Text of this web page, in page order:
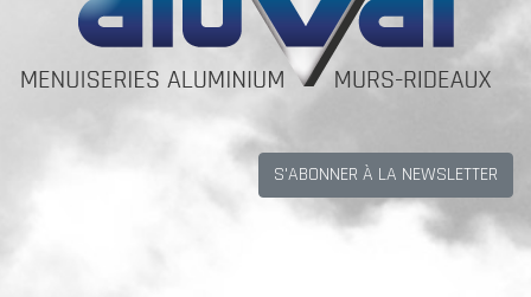
S'ABONNER À LA NEWSLETTER